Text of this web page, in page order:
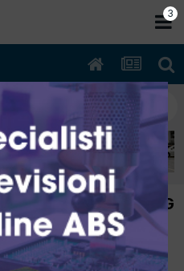
2005 2.4cc B5244SG
batteria dtc DD21
2